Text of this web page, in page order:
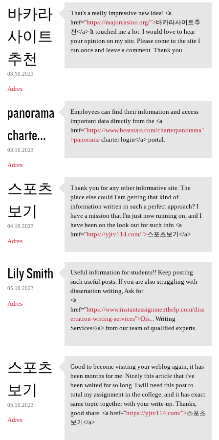
K
o
m
n
t
a
z
e
바카라
사이트
추천
03.10.2023
Adres
That's a really impressive
That's a really impressive new idea! <a
href="https://majorcasino.org/">바카라사이트추
천</a> It touched me a lot. I would love to hear
your opinion on my site. Please come to the site I
run once and leave a comment. Thank you.
panorama
charte...
03.10.2023
Adres
Employees can find their
Employees can find their information and access
important data directly from the <a
href="https://www.beatstars.com/charterpanorama"
>panoramacharter login</a> portal.
스포츠
보기
04.10.2023
Adres
Thank you for any other
Thank you for any other informative site. The
place else could I am getting that kind of
information written in such a perfect approach? I
have a mission that I'm just now running on, and I
have been on the look out for such info <a
href="https://yjtv114.com/">스포츠보기</a>
Lily Smith
05.10.2023
Adres
Useful information for
Useful information for students!! Keep posting
such useful posts. If you are also struggling with
dissertation writing, Ask for
<a
href="https://www.instantassignmenthelp.com/diss
ertation-writing-services">Dis...Writing
Services</a> from our team of qualified experts.
스포츠
보기
05.10.2023
Adres
Good to become visiting your
Good to become visiting your weblog again, it has
been months for me. Nicely this article that i've
been waited for so long. I will need this post to
total my assignment in the college, and it has exact
same topic together with your write-up. Thanks,
good share. <a href="https://yjtv114.com/">스포츠
보기</a>